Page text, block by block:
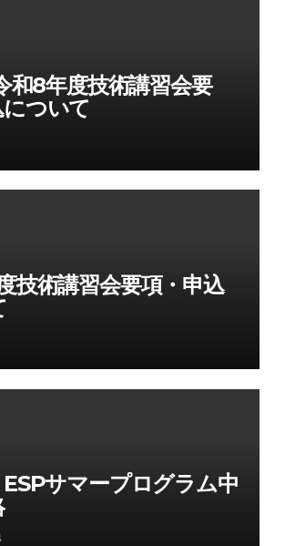
8年度技術講習会要
ついて
技術講習会要項・申込
ESPサマープログラム中